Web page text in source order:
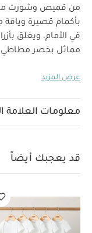
من قميص وشورت
بأكمام قصيرة وياقة
في الأمام، ويغلق
مماثل بخصر مطاطي
للأولاد مكون من
المنتج؟
سيبدو
بتطريز سمكة
يشمل أيضا شورت
73% فيسكوز، 27% كتان
يُغسل على درجة حرارة 40 درجة
يُجفف في المجفف
عرض المزيد
معلومات العلامة
قد يعجبك أيضاً